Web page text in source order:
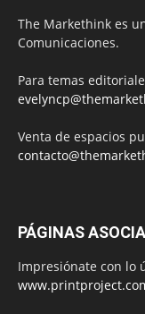
The Markethink es
Comunicaciones.
Para temas
Venta de espacios
PÁGINAS
Impresiónate con lo